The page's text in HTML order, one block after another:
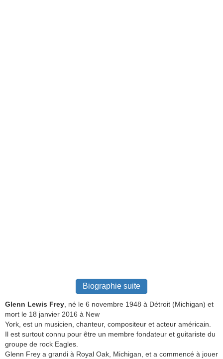
Biographie suite
Glenn Lewis Frey , né le 6 novembre 1948 à Détroit (Michigan) et
mort le 18 janvier 2016 à New
York, est un musicien, chanteur, compositeur et acteur américain.
Il est surtout connu pour être un membre fondateur et guitariste du
groupe de rock Eagles.
Glenn Frey a grandi à Royal Oak, Michigan, et a commencé à jouer